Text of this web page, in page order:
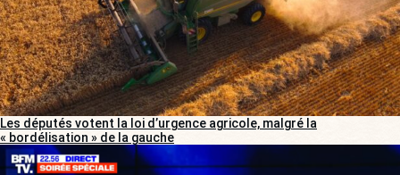
Les députés votent la loi d’urgence agricole, malgré la
« bordélisation » de la gauche